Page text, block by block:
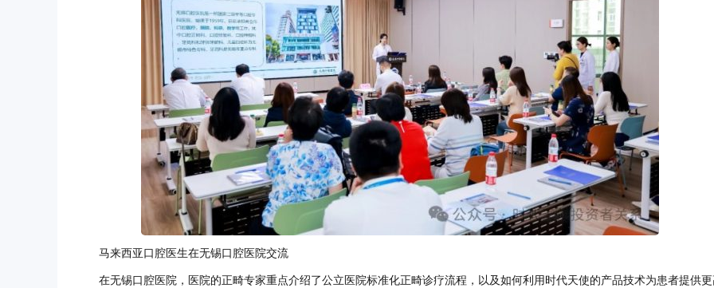
马来西亚口腔医生在无锡口腔医院交流
在无锡口腔医院，医院的正畸专家重点介绍了公立医院标准化正畸诊疗流程，以及如何利用时代天使的产品技术为患者提供